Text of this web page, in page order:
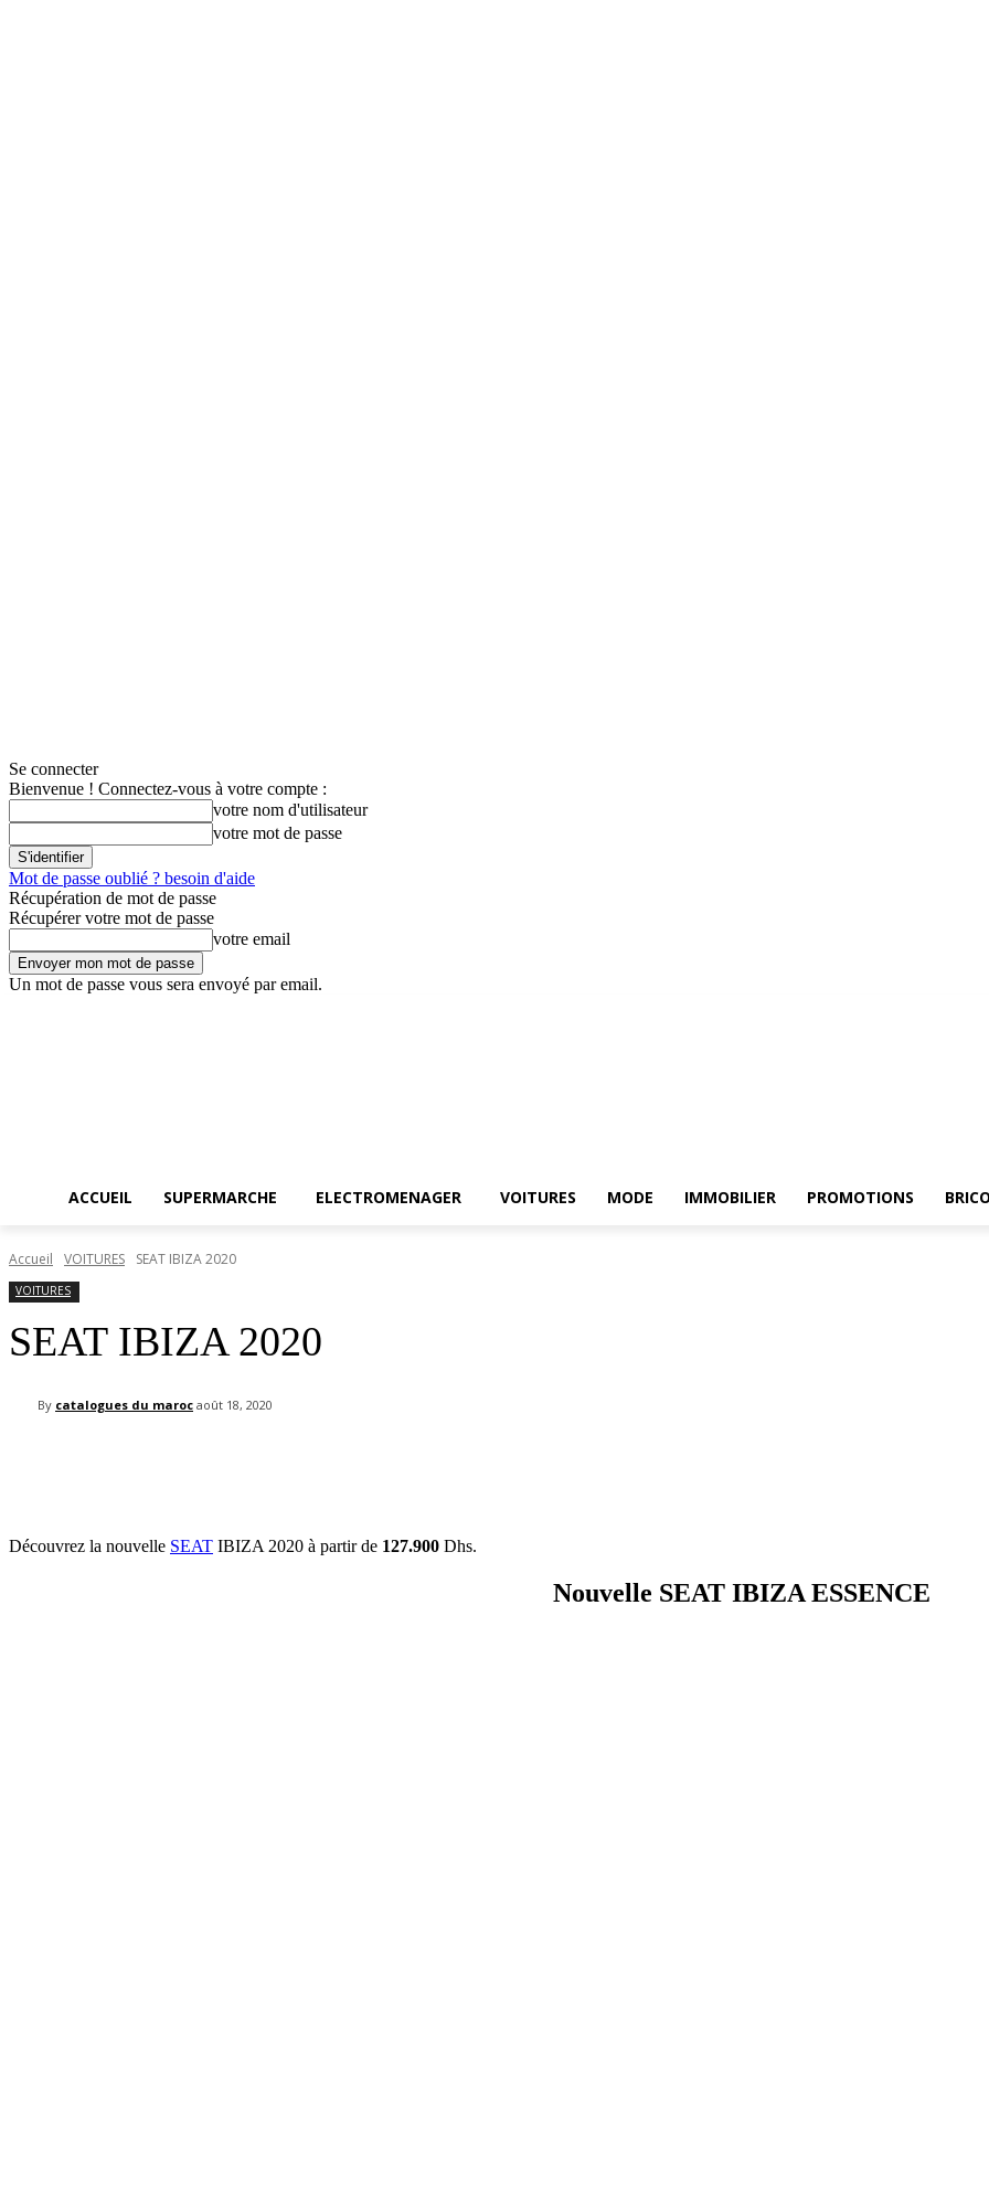
Se connecter
Bienvenue ! Connectez-vous à votre compte :
votre nom d'utilisateur
votre mot de passe
Mot de passe oublié ? besoin d'aide
Récupération de mot de passe
Récupérer votre mot de passe
votre email
Un mot de passe vous sera envoyé par email.
ACCUEIL SUPERMARCHE ELECTROMENAGER VOITURES MODE IMMOBILIER PROMOTIONS
Accueil VOITURES SEAT IBIZA 2020
VOITURES
SEAT IBIZA 2020
By catalogues du maroc août 18, 2020
Découvrez la nouvelle SEAT IBIZA 2020 à partir de 127.900 Dhs.
Nouvelle SEAT IBIZA ESSENCE